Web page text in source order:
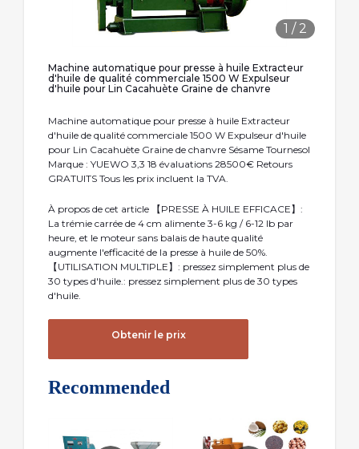
1 / 2
Machine automatique pour presse à huile Extracteur
d'huile de qualité commerciale 1500 W Expulseur
d'huile pour Lin Cacahuète Graine de chanvre
Machine automatique pour presse à huile Extracteur
d'huile de qualité commerciale 1500 W Expulseur d'huile
pour Lin Cacahuète Graine de chanvre Sésame Tournesol
Marque : YUEWO 3,3 18 évaluations 28500€ Retours
GRATUITS Tous les prix incluent la TVA.
À propos de cet article 【PRESSE À HUILE EFFICACE】:
La trémie carrée de 4 cm alimente 3-6 kg / 6-12 lb par
heure, et le moteur sans balais de haute qualité
augmente l'efficacité de la presse à huile de 50%.
【UTILISATION MULTIPLE】: pressez simplement plus de
30 types d'huile.: pressez simplement plus de 30 types
d'huile.
Obtenir le prix
Recommended